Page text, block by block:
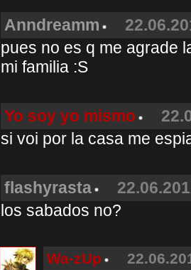
Anndreamm
pues no es q me agrade
mi familia :S
Yo soy yo mismo
si voi por la casa me
flashyrasta
los sabados no?
Wa-zUp